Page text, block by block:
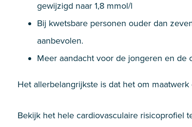
gewijzigd naar 1,8 mmol/l
Bij kwetsbare personen ouder dan
aanbevolen.
Meer aandacht voor de jongeren en de
Het allerbelangrijkste is dat het om
Bekijk het hele cardiovasculaire risicoprofiel